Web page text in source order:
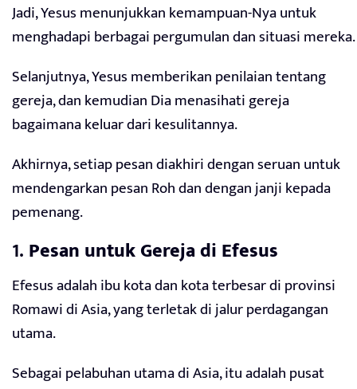
Jadi, Yesus menunjukkan kemampuan-Nya untuk
menghadapi berbagai pergumulan dan situasi mereka.
Selanjutnya, Yesus memberikan penilaian tentang
gereja, dan kemudian Dia menasihati gereja
bagaimana keluar dari kesulitannya.
Akhirnya, setiap pesan diakhiri dengan seruan untuk
mendengarkan pesan Roh dan dengan janji kepada
pemenang.
1. Pesan untuk Gereja di Efesus
Efesus adalah ibu kota dan kota terbesar di provinsi
Romawi di Asia, yang terletak di jalur perdagangan
utama.
Sebagai pelabuhan utama di Asia, itu adalah pusat